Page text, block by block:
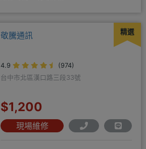
精選
敬騰通訊
4.9
(974)
台中市北區漢口路三段33號
$1,200
現場維修